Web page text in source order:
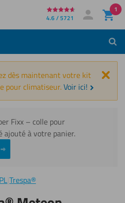
4.6 / 5721 Mon compte
Se connecter
1
dès maintenant votre kit
pour climatiseur.Voir ici!
Fixx – colle pour
ajouté à votre panier.
Trespa®